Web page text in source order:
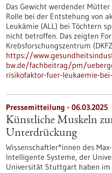
Das Gewicht werdender
Rolle bei der Entstehung von
Leukämie (ALL) bei Töchtern
nicht betroffen. Das zeigten
Krebsforschungszentrum
https://
bw.de/fachbeitrag/pm/
risikofaktor-fuer-leukaemie-
Pressemitteilung - 06.03.2025
Künstliche Muskeln
Unterdrückung
Wissenschaftler*innen des
Intelligente Systeme, der
Universität Stuttgart haben im